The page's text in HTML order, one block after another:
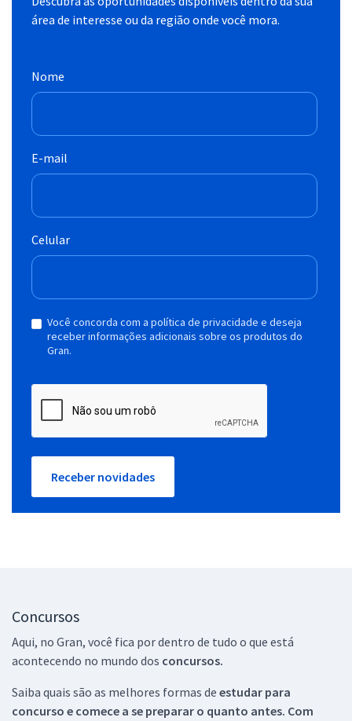
área de interesse ou da região onde você mora.
Nome
E-mail
Celular
Você concorda com a política de privacidade e deseja
receber informações adicionais sobre os produtos do
Gran.
Receber novidades
Concursos
Aqui, no Gran, você fica por dentro de tudo o que está
acontecendo no mundo dos concursos.
Saiba quais são as melhores formas de estudar para
concurso e comece a se preparar o quanto antes. Com